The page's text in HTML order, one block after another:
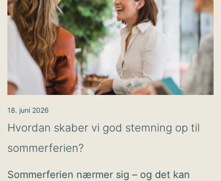
Hvordan skaber vi god stemning op til
sommerferien?
18. juni 2026
Sommerferien nærmer sig – og det kan